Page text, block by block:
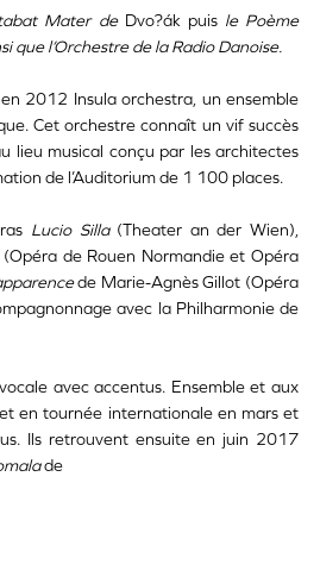
Mater de Dvo?ák puis le Poème
que l’Orchestre de la Radio Danoise.
2012 Insula orchestra, un ensemble
Cet orchestre connaît un vif succès
lieu musical conçu par les architectes
de l’Auditorium de 1 100 places.
Lucio Silla (Theater an der Wien),
de Rouen Normandie et Opéra
de Marie-Agnès Gillot (Opéra
avec la Philharmonie de
avec accentus. Ensemble et aux
en tournée internationale en mars et
Ils retrouvent ensuite en juin 2017
de